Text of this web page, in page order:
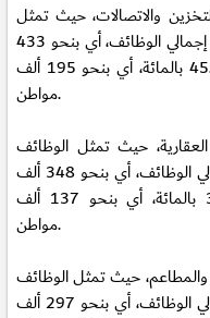
والاتصالات، حيث تمثل
الوظائف المشغولة بنسبة 4.3 بالمائة من إجمالي الوظائف، أي بنحو 433
ألف وظيفة، ويشكل السعوديون حوالي 45.1 بالمائة، أي بنحو 195 ألف
مواطن.
حيث تمثل الوظائف
المشغولة فيه بنسبة 3.4 بالمائة من إجمالي الوظائف، أي بنحو 348 ألف
وظيفة، ويشكل السعوديون حوالي 39.5 بالمائة، أي بنحو 137 ألف
مواطن.
والمطاعم، حيث تمثل الوظائف
المشغولة فيه بنسبة 2.9 بالمائة من إجمالي الوظائف، أي بنحو 297 ألف